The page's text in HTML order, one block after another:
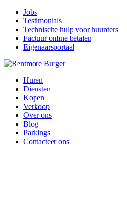
Jobs
Testimonials
Technische hulp voor huurders
Factuur online betalen
Eigenaarsportaal
Huren
Diensten
Kopen
Verkoop
Over ons
Blog
Parkings
Contacteer ons